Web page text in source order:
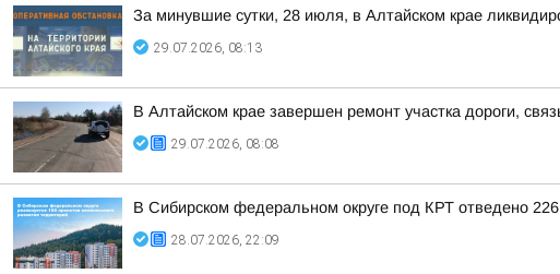
За минувшие сутки, 28 июля, в Алтайском крае
29.07.2026, 08:13
В Алтайском крае завершен ремонт участка дороги,
29.07.2026, 08:08
В Сибирском федеральном округе под КРТ отведено
28.07.2026, 22:09